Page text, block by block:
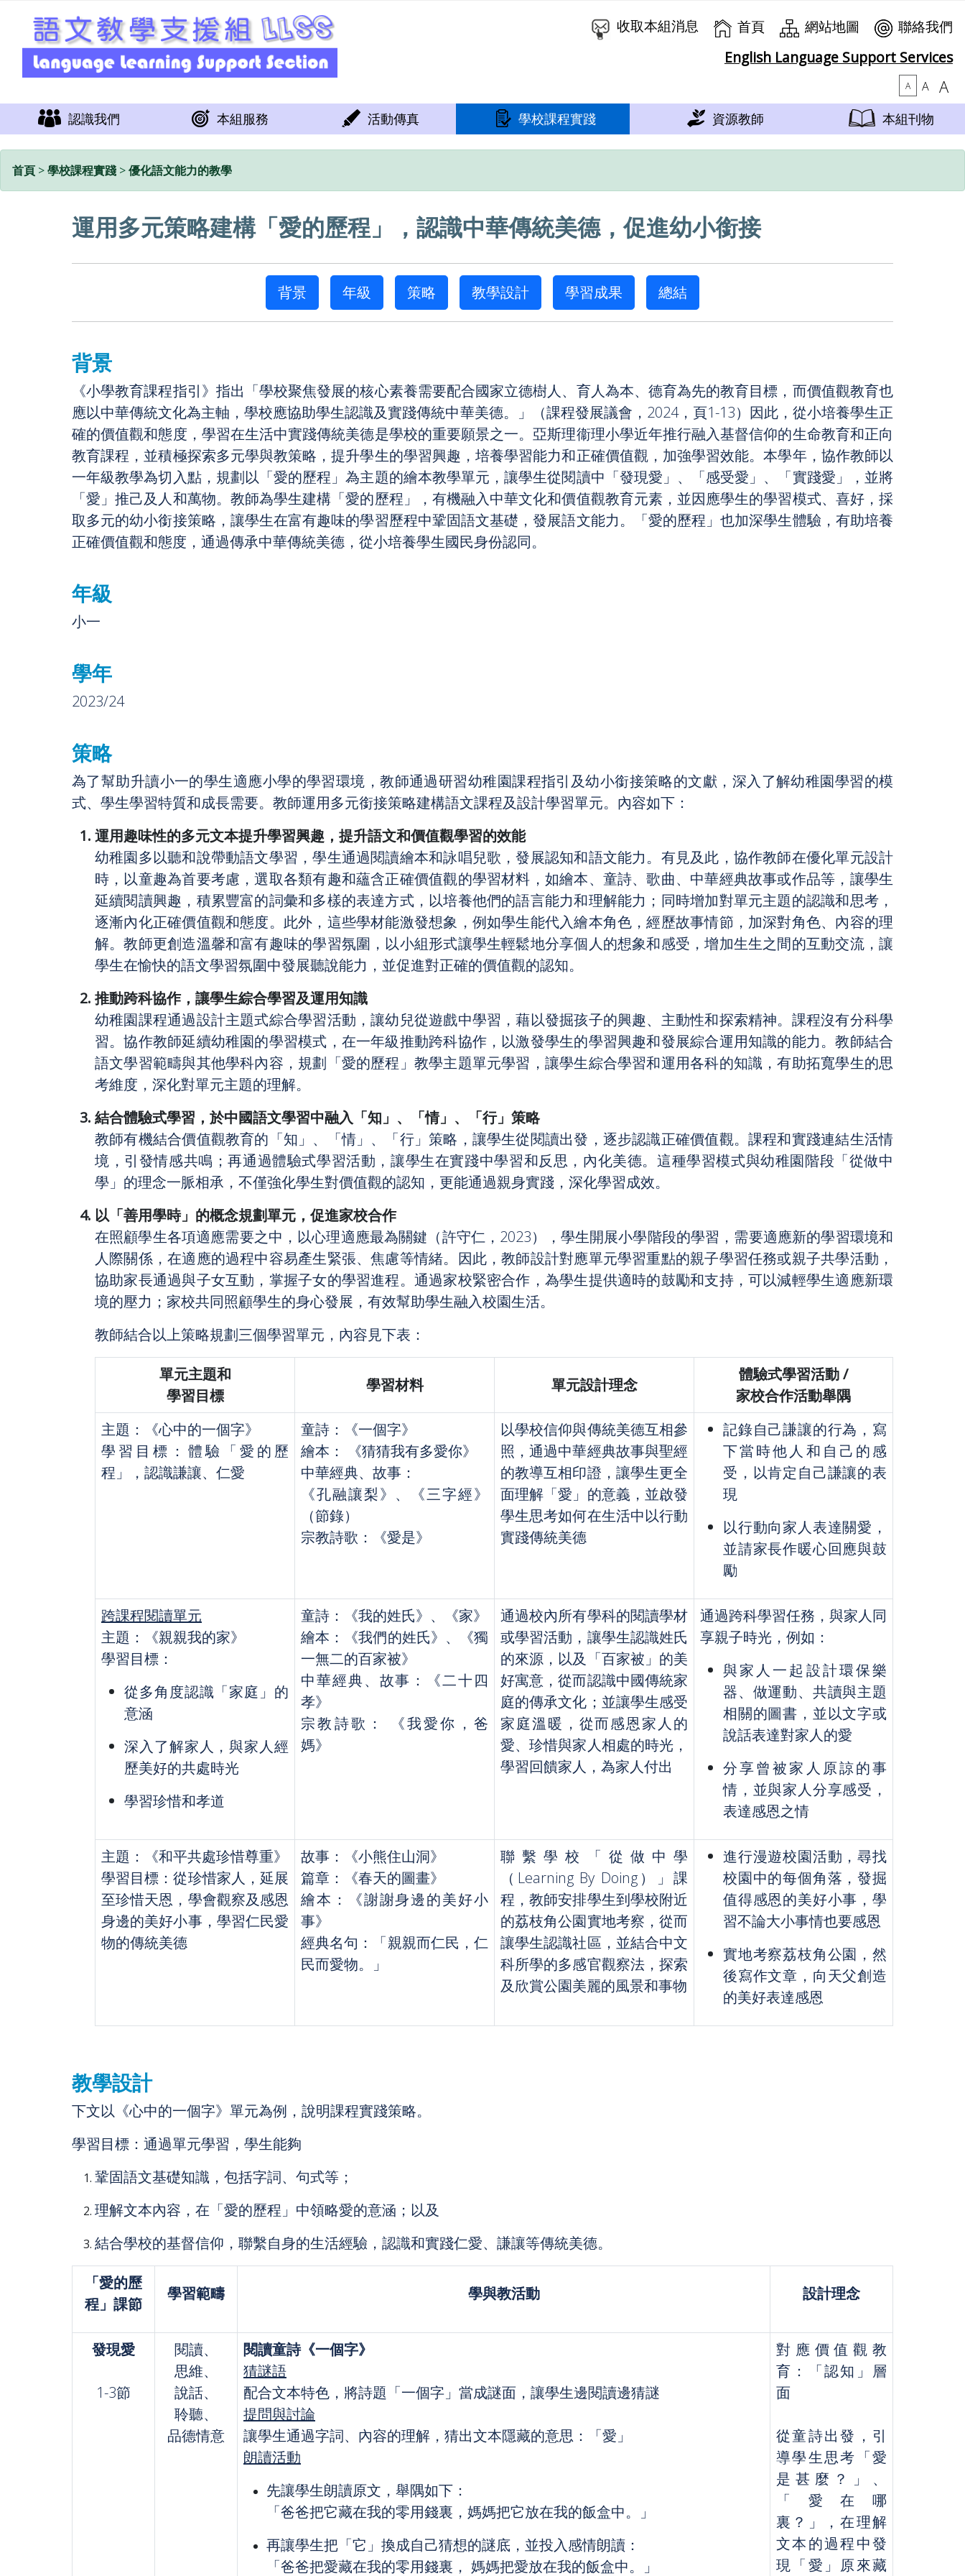
收取本組消息 首頁 網站地圖
聯絡我們
English Language Support Services
A A A
認識我們 本組服務 活動傳真 學校課程實踐 資源教師 本組刊物
首頁 >學校課程實踐 >優化語文能力的教學
運用多元策略建構「愛的歷程」，認識中華傳統美德，促進幼小銜接
背景 年級 策略 教學設計 學習成果 總結
背景
《小學教育課程指引》指出「學校聚焦發展的核心素養需要配合國家立德樹人、育人為本、德育為先的教育目標，而價值觀教育也
應以中華傳統文化為主軸，學校應協助學生認識及實踐傳統中華美德。」（課程發展議會，2024，頁1-13）因此，從小培養學生正
確的價值觀和態度，學習在生活中實踐傳統美德是學校的重要願景之一。亞斯理衞理小學近年推行融入基督信仰的生命教育和正向
教育課程，並積極探索多元學與教策略，提升學生的學習興趣，培養學習能力和正確價值觀，加強學習效能。本學年，協作教師以
一年級教學為切入點，規劃以「愛的歷程」為主題的繪本教學單元，讓學生從閱讀中「發現愛」、「感受愛」、「實踐愛」，並將
「愛」推己及人和萬物。教師為學生建構「愛的歷程」，有機融入中華文化和價值觀教育元素，並因應學生的學習模式、喜好，採
取多元的幼小銜接策略，讓學生在富有趣味的學習歷程中鞏固語文基礎，發展語文能力。「愛的歷程」也加深學生體驗，有助培養
正確價值觀和態度，通過傳承中華傳統美德，從小培養學生國民身份認同。
年級
小一
學年
2023/24
策略
為了幫助升讀小一的學生適應小學的學習環境，教師通過研習幼稚園課程指引及幼小銜接策略的文獻，深入了解幼稚園學習的模
式、學生學習特質和成長需要。教師運用多元銜接策略建構語文課程及設計學習單元。內容如下：
運用趣味性的多元文本提升學習興趣，提升語文和價值觀學習的效能
幼稚園多以聽和說帶動語文學習，學生通過閱讀繪本和詠唱兒歌，發展認知和語文能力。有見及此，協作教師在優化單元設計
時，以童趣為首要考慮，選取各類有趣和蘊含正確價值觀的學習材料，如繪本、童詩、歌曲、中華經典故事或作品等，讓學生
延續閱讀興趣，積累豐富的詞彙和多樣的表達方式，以培養他們的語言能力和理解能力；同時增加對單元主題的認識和思考，
逐漸內化正確價值觀和態度。此外，這些學材能激發想象，例如學生能代入繪本角色，經歷故事情節，加深對角色、內容的理
解。教師更創造溫馨和富有趣味的學習氛圍，以小組形式讓學生輕鬆地分享個人的想象和感受，增加生生之間的互動交流，讓
學生在愉快的語文學習氛圍中發展聽說能力，並促進對正確的價值觀的認知。
推動跨科協作，讓學生綜合學習及運用知識
幼稚園課程通過設計主題式綜合學習活動，讓幼兒從遊戲中學習，藉以發掘孩子的興趣、主動性和探索精神。課程沒有分科學
習。協作教師延續幼稚園的學習模式，在一年級推動跨科協作，以激發學生的學習興趣和發展綜合運用知識的能力。教師結合
語文學習範疇與其他學科內容，規劃「愛的歷程」教學主題單元學習，讓學生綜合學習和運用各科的知識，有助拓寬學生的思
考維度，深化對單元主題的理解。
結合體驗式學習，於中國語文學習中融入「知」、「情」、「行」策略
教師有機結合價值觀教育的「知」、「情」、「行」策略，讓學生從閱讀出發，逐步認識正確價值觀。課程和實踐連結生活情
境，引發情感共鳴；再通過體驗式學習活動，讓學生在實踐中學習和反思，內化美德。這種學習模式與幼稚園階段「從做中
學」的理念一脈相承，不僅強化學生對價值觀的認知，更能通過親身實踐，深化學習成效。
以「善用學時」的概念規劃單元，促進家校合作
在照顧學生各項適應需要之中，以心理適應最為關鍵（許守仁，2023），學生開展小學階段的學習，需要適應新的學習環境和
人際關係，在適應的過程中容易產生緊張、焦慮等情緒。因此，教師設計對應單元學習重點的親子學習任務或親子共學活動，
協助家長通過與子女互動，掌握子女的學習進程。通過家校緊密合作，為學生提供適時的鼓勵和支持，可以減輕學生適應新環
境的壓力；家校共同照顧學生的身心發展，有效幫助學生融入校園生活。
教師結合以上策略規劃三個學習單元，內容見下表：
單元主題和
學習目標
學習材料 單元設計理念
體驗式學習活動 /
家校合作活動舉隅
主題：《心中的一個字》
學習目標：體驗「愛的歷
程」，認識謙讓、仁愛
童詩：《一個字》
繪本： 《猜猜我有多愛你》
中華經典、故事：
《孔融讓梨》、《三字經》
（節錄）
宗教詩歌：《愛是》
以學校信仰與傳統美德互相參
照，通過中華經典故事與聖經
的教導互相印證，讓學生更全
面理解「愛」的意義，並啟發
學生思考如何在生活中以行動
實踐傳統美德
記錄自己謙讓的行為，寫
下當時他人和自己的感
受，以肯定自己謙讓的表
現
以行動向家人表達關愛，
並請家長作暖心回應與鼓
勵
跨課程閱讀單元
主題：《親親我的家》
學習目標：
從多角度認識「家庭」的
意涵
深入了解家人，與家人經
歷美好的共處時光
學習珍惜和孝道
童詩：《我的姓氏》、《家》
繪本：《我們的姓氏》、《獨
一無二的百家被》
中華經典、故事：《二十四
孝》
宗教詩歌： 《我愛你，爸
媽》
通過校內所有學科的閱讀學材
或學習活動，讓學生認識姓氏
的來源，以及「百家被」的美
好寓意，從而認識中國傳統家
庭的傳承文化；並讓學生感受
家庭溫暖，從而感恩家人的
愛、珍惜與家人相處的時光，
學習回饋家人，為家人付出
通過跨科學習任務，與家人同
享親子時光，例如：
與家人一起設計環保樂
器、做運動、共讀與主題
相關的圖書，並以文字或
說話表達對家人的愛
分享曾被家人原諒的事
情，並與家人分享感受，
表達感恩之情
主題：《和平共處珍惜尊重》
學習目標：從珍惜家人，延展
至珍惜天恩，學會觀察及感恩
身邊的美好小事，學習仁民愛
物的傳統美德
故事：《小熊住山洞》
篇章：《春天的圖畫》
繪本：《謝謝身邊的美好小
事》
經典名句：「親親而仁民，仁
民而愛物。」
聯繫學校「從做中學
（Learning By Doing）」課
程，教師安排學生到學校附近
的荔枝角公園實地考察，從而
讓學生認識社區，並結合中文
科所學的多感官觀察法，探索
及欣賞公園美麗的風景和事物
進行漫遊校園活動，尋找
校園中的每個角落，發掘
值得感恩的美好小事，學
習不論大小事情也要感恩
實地考察荔枝角公園，然
後寫作文章，向天父創造
的美好表達感恩
教學設計
下文以《心中的一個字》單元為例，說明課程實踐策略。
學習目標：通過單元學習，學生能夠
鞏固語文基礎知識，包括字詞、句式等；
理解文本內容，在「愛的歷程」中領略愛的意涵；以及
結合學校的基督信仰，聯繫自身的生活經驗，認識和實踐仁愛、謙讓等傳統美德。
「愛的歷
程」課節
學習範疇 學與教活動 設計理念
發現愛
1-3節
閱讀、
思維、
說話、
聆聽、
品德情意
閱讀童詩《一個字》
猜謎語
配合文本特色，將詩題「一個字」當成謎面，讓學生邊閱讀邊猜謎
提問與討論
讓學生通過字詞、內容的理解，猜出文本隱藏的意思：「愛」
朗讀活動
先讓學生朗讀原文，舉隅如下：
「爸爸把它藏在我的零用錢裏，媽媽把它放在我的飯盒中。」
再讓學生把「它」換成自己猜想的謎底，並投入感情朗讀：
「爸爸把愛藏在我的零用錢裏， 媽媽把愛放在我的飯盒中。」
對應價值觀教
育：「認知」層
面
從童詩出發，引
導學生思考「愛
是甚麼？」、
「愛在哪
裏？」，在理解
文本的過程中發
現「愛」原來藏